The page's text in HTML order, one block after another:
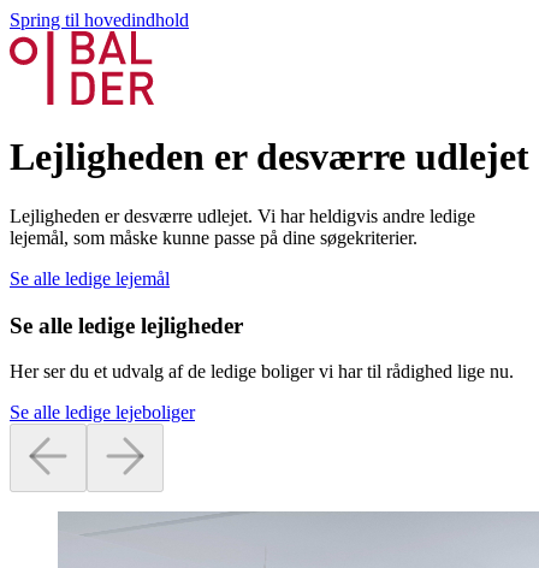
Spring til hovedindhold
Lejligheden er desværre udlejet
Lejligheden er desværre udlejet. Vi har heldigvis andre ledige
lejemål, som måske kunne passe på dine søgekriterier.
Se alle ledige lejemål
Se alle ledige lejligheder
Her ser du et udvalg af de ledige boliger vi har til rådighed lige nu.
Se alle ledige lejeboliger